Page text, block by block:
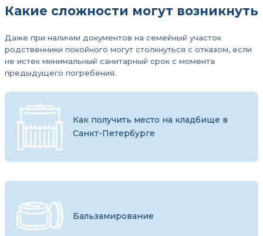
Какие сложности могут возникнуть
Даже при наличии документов на семейный участок
родственники покойного могут столкнуться с отказом, если
не истек минимальный санитарный срок с момента
предыдущего погребения.
Как получить место на кладбище в
Санкт-Петербурге
Бальзамирование